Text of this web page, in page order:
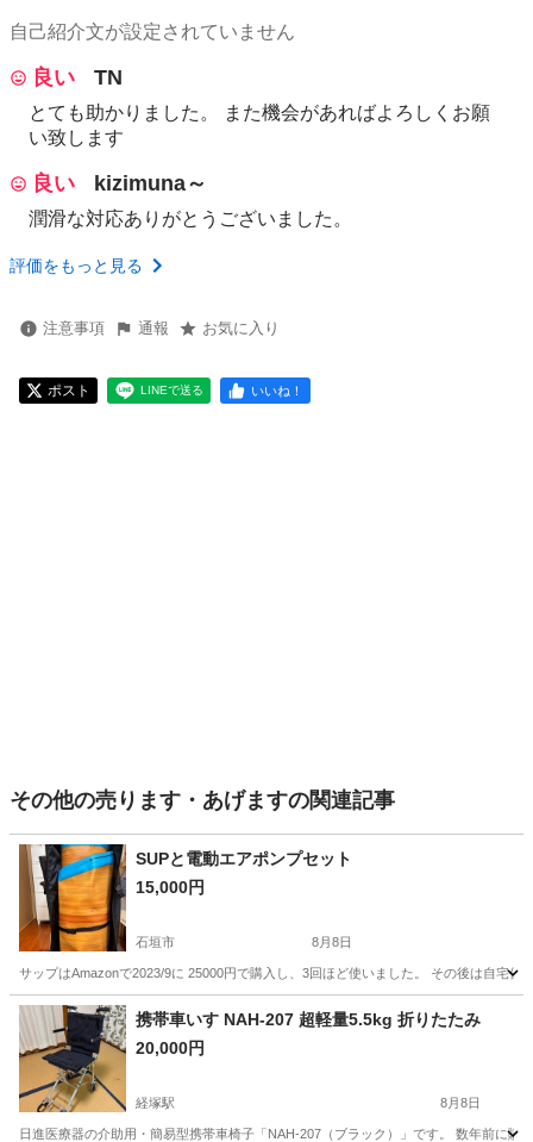
自己紹介文が設定されていません
良い TN
とても助かりました。 また機会があればよろしくお願
い致します
良い kizimuna～
潤滑な対応ありがとうございました。
評価をもっと見る
注意事項 通報 お気に入り
ポスト LINEで送る いいね！
その他の売ります・あげますの関連記事
SUPと電動エアポンプセット
15,000円
石垣市 8月8日
サップはAmazonで2023/9に 25000円で購入し、3回ほど使いました。 その後は自宅
沖縄 石垣市 その他
携帯車いす NAH-207 超軽量5.5kg 折りたたみ
20,000円
経塚駅 8月8日
日進医療器の介助用・簡易型携帯車椅子「NAH-207（ブラック）」です。 数年前に